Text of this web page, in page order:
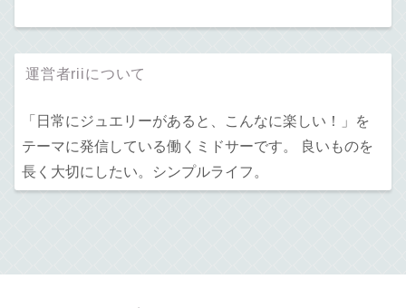
運営者riiについて
「日常にジュエリーがあると、こんなに楽しい！」を
テーマに発信している働くミドサーです。 良いものを
長く大切にしたい。シンプルライフ。